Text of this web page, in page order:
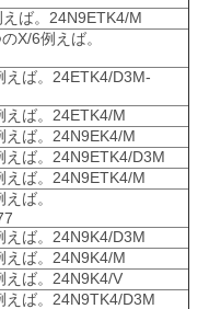
ば。24N9ETK4/M
X/6例えば。
ば。24ETK4/D3M-
えば。24ETK4/M
ば。24N9EK4/M
ば。24N9ETK4/D3M
ば。24N9ETK4/M
ば。
ば。24N9K4/D3M
えば。24N9K4/M
えば。24N9K4/V
ば。24N9TK4/D3M